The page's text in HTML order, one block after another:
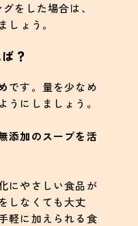
をした場合は、
しょう。
？
です。量を少なめ
うにしましょう。
添加のスープを活
にやさしい食品が
しなくても大丈
軽に加えられる食